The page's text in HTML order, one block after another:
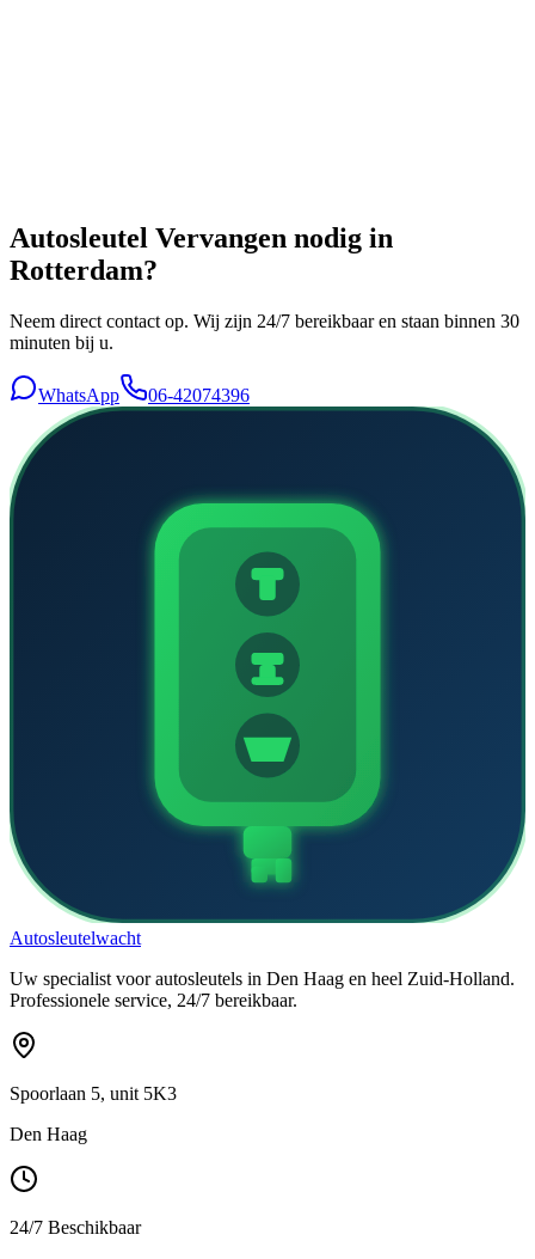
Autosleutel Vervangen nodig in
Rotterdam?
Neem direct contact op. Wij zijn 24/7 bereikbaar en staan binnen 30
minuten bij u.
WhatsApp 06-42074396
Autosleutelwacht
Uw specialist voor autosleutels in Den Haag en heel Zuid-Holland.
Professionele service, 24/7 bereikbaar.
Spoorlaan 5, unit 5K3
Den Haag
24/7 Beschikbaar